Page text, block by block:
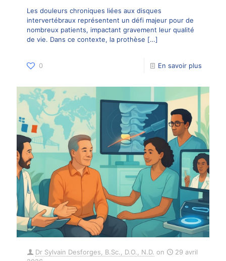
Les douleurs chroniques liées aux disques
intervertébraux représentent un défi majeur pour de
nombreux patients, impactant gravement leur qualité
de vie. Dans ce contexte, la prothèse […]
0 En savoir plus
Dr Sylvain Desforges, B.Sc., D.O., N.D. on
29 avril